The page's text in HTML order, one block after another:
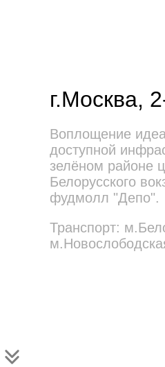
г.Москва,
Воплощение
доступной
зелёном районе
Белорусского
фудмолл "Депо".
Транспорт: